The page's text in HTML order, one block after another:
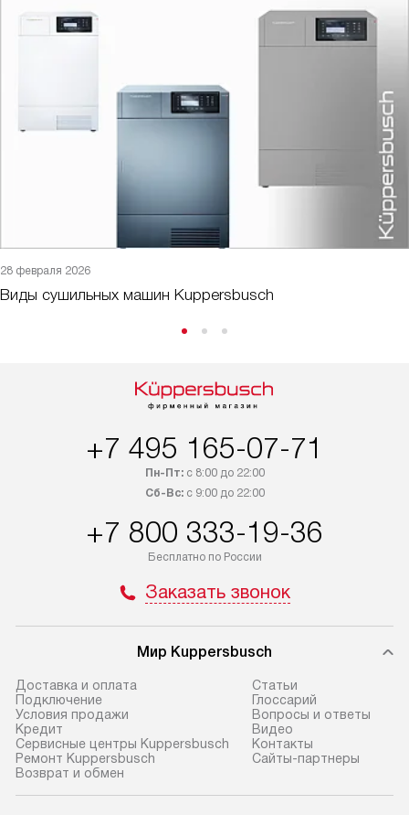
28 февраля 2026
Виды сушильных машин Kuppersbusch
+7 495 165-07-71
Пн-Пт:с 8:00 до 22:00
Сб-Вс:с 9:00 до 22:00
+7 800 333-19-36
Бесплатно по России
Заказать звонок
Мир Kuppersbusch
Доставка и оплата
Подключение
Условия продажи
Кредит
Сервисные центры Kuppersbusch
Ремонт Kuppersbusch
Возврат и обмен
Cтатьи
Глоссарий
Вопросы и ответы
Видео
Контакты
Сайты-партнеры